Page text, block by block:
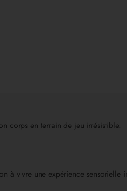
corps en terrain de jeu irrésistible.
à vivre une expérience sensorielle